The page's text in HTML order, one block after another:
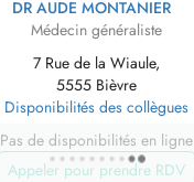
DR AUDE MONTANIER
Médecin généraliste
7 Rue de la Wiaule,
5555 Bièvre
Disponibilités des collègues
Pas de disponibilités en ligne
Appeler pour prendre RDV